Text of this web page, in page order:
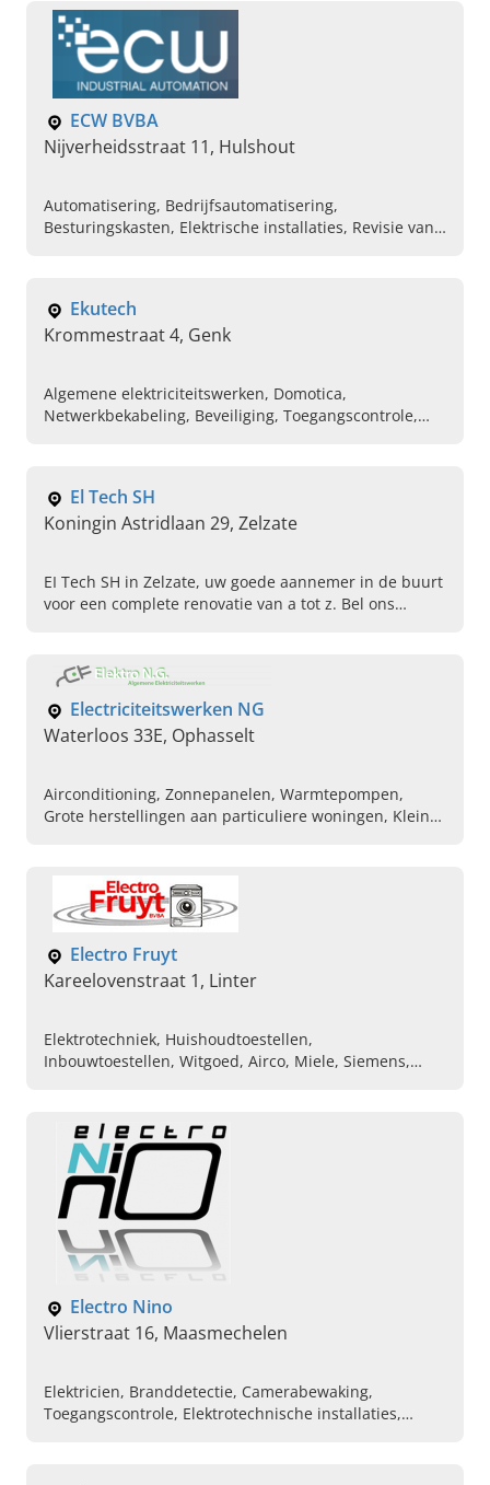
ECW BVBA
Nijverheidsstraat 11, Hulshout
Automatisering, Bedrijfsautomatisering,
Besturingskasten, Elektrische installaties, Revisie van
Ekutech
Krommestraat 4, Genk
Algemene elektriciteitswerken, Domotica,
Netwerkbekabeling, Beveiliging, Toegangscontrole,
El Tech SH
Koningin Astridlaan 29, Zelzate
EI Tech SH in Zelzate, uw goede aannemer in de buurt
voor een complete renovatie van a tot z. Bel ons
Electriciteitswerken NG
Waterloos 33E, Ophasselt
Airconditioning, Zonnepanelen, Warmtepompen,
Grote herstellingen aan particuliere woningen, Kleine
Electro Fruyt
Kareelovenstraat 1, Linter
Elektrotechniek, Huishoudtoestellen,
Inbouwtoestellen, Witgoed, Airco, Miele, Siemens,
Electro Nino
Vlierstraat 16, Maasmechelen
Elektricien, Branddetectie, Camerabewaking,
Toegangscontrole, Elektrotechnische installaties,